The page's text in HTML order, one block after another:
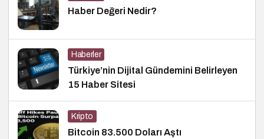
Haber Değeri Nedir?
Haberler
Türkiye’nin Dijital Gündemini Belirleyen
15 Haber Sitesi
Kripto
Bitcoin 83.500 Doları Aştı